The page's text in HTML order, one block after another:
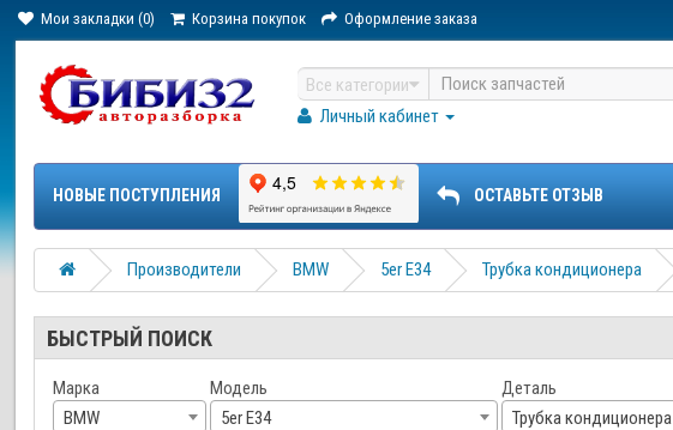
Мои закладки (0) Корзина покупок Оформление заказа
Все категории
Личный кабинет
НОВЫЕ ПОСТУПЛЕНИЯ ОСТАВЬТЕ ОТЗЫВ
Производители BMW 5er E34 Трубка кондиционера
БЫСТРЫЙ ПОИСК
Марка
BMW
Модель
5er E34
Деталь
Трубка кондиционера